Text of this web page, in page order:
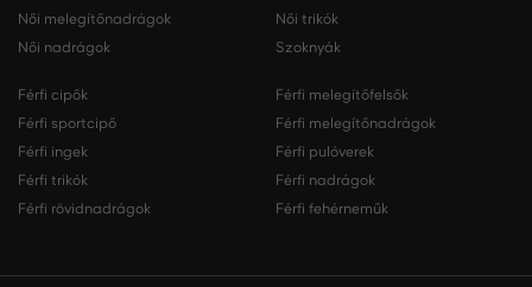
Női melegítőnadrágok
Női nadrágok
Női trikók
Szoknyák
Férfi cipők
Férfi sportcipő
Férfi ingek
Férfi trikók
Férfi rövidnadrágok
Férfi melegítőfelsők
Férfi melegítőnadrágok
Férfi pulóverek
Férfi nadrágok
Férfi fehérneműk